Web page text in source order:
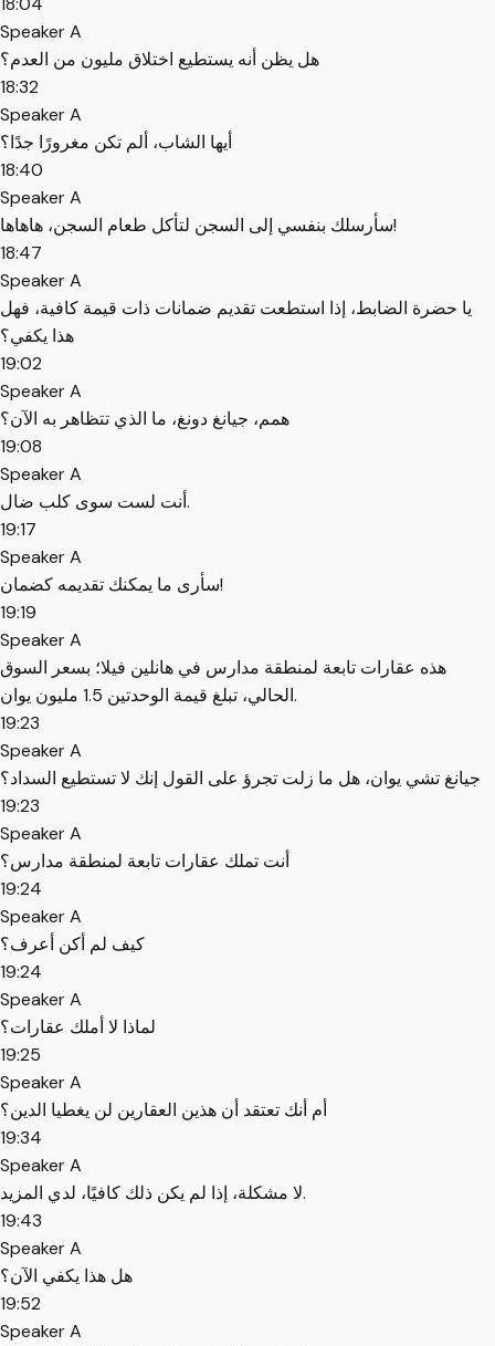
Speaker A
هل يظن أنه يستطيع اختلاق مليون من العدم؟
18:32
Speaker A
أيها الشاب، ألم تكن مغرورًا جدًا؟
18:40
Speaker A
سأرسلك بنفسي إلى السجن لتأكل طعام السجن، هاهاها!
18:47
Speaker A
يا حضرة الضابط، إذا استطعت تقديم ضمانات ذات قيمة كافية، فهل
هذا يكفي؟
19:02
Speaker A
همم، جيانغ دونغ، ما الذي تتظاهر به الآن؟
19:08
Speaker A
أنت لست سوى كلب ضال.
19:17
Speaker A
سأرى ما يمكنك تقديمه كضمان!
19:19
Speaker A
هذه عقارات تابعة لمنطقة مدارس في هانلين فيلا؛ بسعر السوق
الحالي، تبلغ قيمة الوحدتين 1.5 مليون يوان.
19:23
Speaker A
جيانغ تشي يوان، هل ما زلت تجرؤ على القول إنك لا تستطيع السداد؟
19:23
Speaker A
أنت تملك عقارات تابعة لمنطقة مدارس؟
19:24
Speaker A
كيف لم أكن أعرف؟
19:24
Speaker A
لماذا لا أملك عقارات؟
19:25
Speaker A
أم أنك تعتقد أن هذين العقارين لن يغطيا الدين؟
19:34
Speaker A
لا مشكلة، إذا لم يكن ذلك كافيًا، لدي المزيد.
19:43
Speaker A
هل هذا يكفي الآن؟
19:52
Speaker A